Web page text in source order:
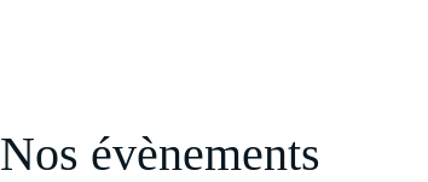
Nos évènements